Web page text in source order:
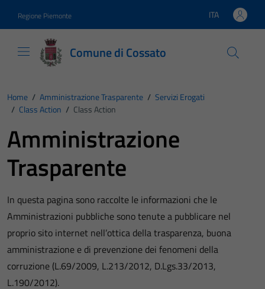
Regione Piemonte Lingua attiva:
ITA
Comune di Cossato
Home / Amministrazione Trasparente / Servizi Erogati
/ Class Action / Class Action
Amministrazione
Trasparente
In questa pagina sono raccolte le informazioni che le
Amministrazioni pubbliche sono tenute a pubblicare nel
proprio sito internet nell’ottica della trasparenza, buona
amministrazione e di prevenzione dei fenomeni della
corruzione (L.69/2009, L.213/2012, D.Lgs.33/2013,
L.190/2012).